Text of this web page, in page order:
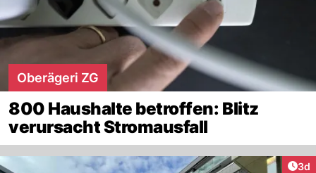
Oberägeri ZG
800 Haushalte betroffen: Blitz
verursacht Stromausfall
3d